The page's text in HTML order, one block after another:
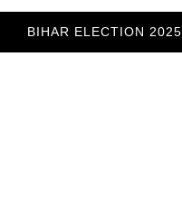
BIHAR ELECTION 2025